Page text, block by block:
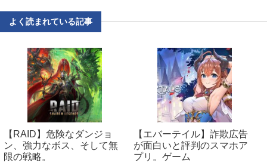
よく読まれている記事
【RAID】危険なダンジョ
ン、強力なボス、そして無
限の戦略。
【エバーテイル】詐欺広告
が面白いと評判のスマホア
プリ。ゲーム